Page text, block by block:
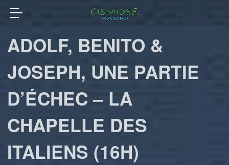
ADOLF, BENITO &
JOSEPH, UNE PARTIE
D’ÉCHEC – LA
CHAPELLE DES
ITALIENS (16H)